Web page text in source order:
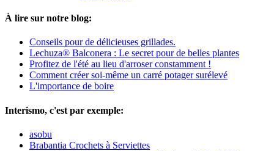
À lire sur notre blog:
Conseils pour de délicieuses grillades.
Lechuza® Balconera : Le secret pour de belles plantes
Profitez de l'été au lieu d'arroser constamment !
Comment créer soi-même un carré potager surélevé
L'importance de boire
Interismo, c'est par exemple:
asobu
Brabantia Crochets à Serviettes